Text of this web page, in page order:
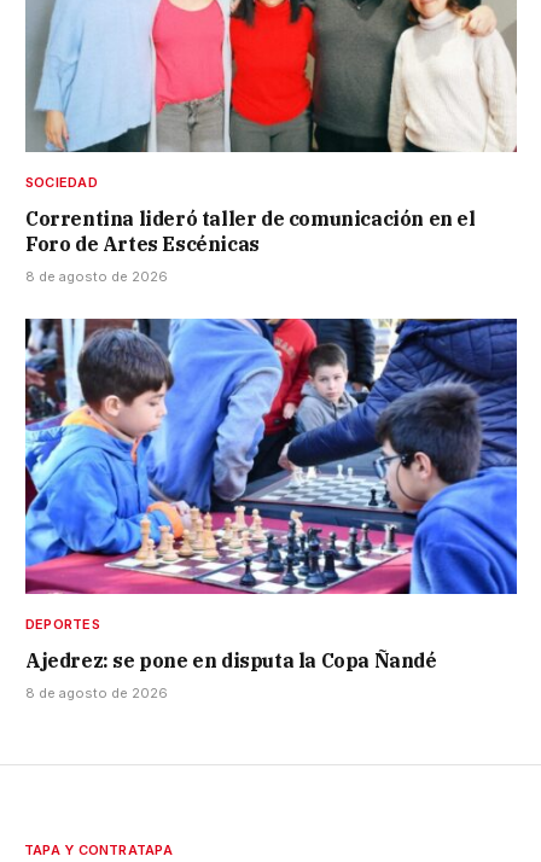
SOCIEDAD
Correntina lideró taller de comunicación en el
Foro de Artes Escénicas
8 de agosto de 2026
DEPORTES
Ajedrez: se pone en disputa la Copa Ñandé
8 de agosto de 2026
TAPA Y CONTRATAPA